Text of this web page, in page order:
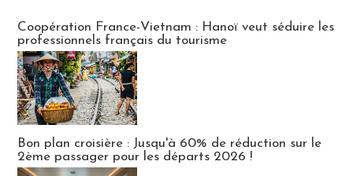
Coopération France-Vietnam : Hanoï veut séduire les
professionnels français du tourisme
Bon plan croisière : Jusqu'à 60% de réduction sur le
2ème passager pour les départs 2026 !